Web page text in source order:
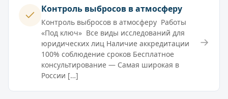
Контроль выбросов в атмосферу
Контроль выбросов в атмосферу Работы
«Под ключ» Все виды исследований для
юридических лиц Наличие аккредитации
100% соблюдение сроков Бесплатное
консультирование — Самая широкая в
России […]
→